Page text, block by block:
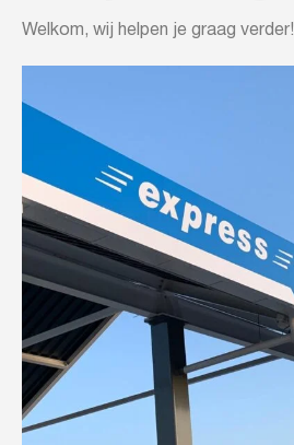
Welkom, wij helpen je graag verder!